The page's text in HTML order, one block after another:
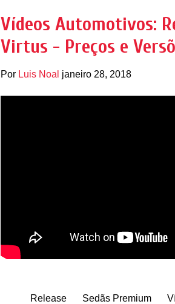
Vídeos Automotivos:
Virtus - Preços e
Por Luis Noal janeiro 28, 2018
Release Sedãs Premium